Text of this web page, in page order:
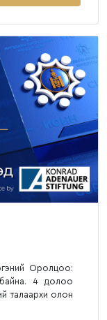
Оролцоо:
4 долоо
талаархи олон